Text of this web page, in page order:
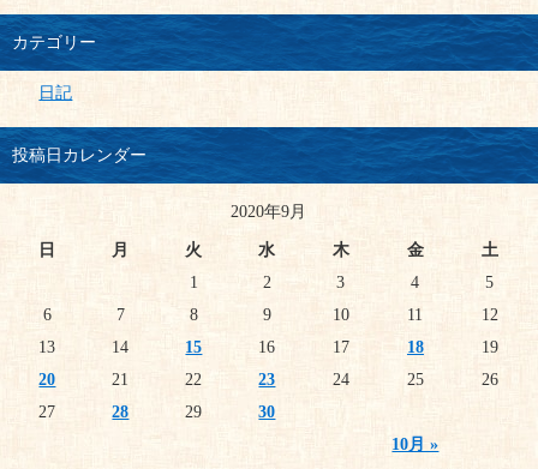
カテゴリー
日記
投稿日カレンダー
2020年9月
日 月 火 水 木 金 土
10月 »
1 2 3 4
5
6
7 8 9 10 11
12
13
14 15 16 17 18
19
20
21 22 23 24 25
26
27
28 29 30